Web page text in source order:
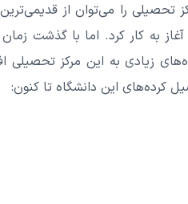
را می‌توان از
به عنوان مدرسه آغاز به کار کرد.
کرده‌های این دانشگاه تا کنون: